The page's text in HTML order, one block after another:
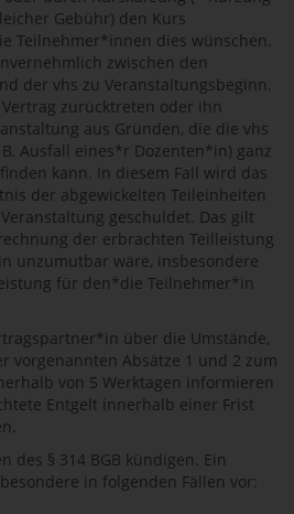
Gebühr) den Kurs
Teilnehmer*innen dies wünschen.
zwischen den
der vhs zu Veranstaltungsbeginn.
zurücktreten oder ihn
aus Gründen, die die vhs
Ausfall eines*r Dozenten*in) ganz
kann. In diesem Fall wird das
der abgewickelten Teileinheiten
geschuldet. Das gilt
der erbrachten Teilleistung
unzumutbar wäre, insbesondere
für den*die Teilnehmer*in
über die Umstände,
vorgenannten Absätze 1 und 2 zum
von 5 Werktagen informieren
Entgelt innerhalb einer Frist
des § 314 BGB kündigen. Ein
in folgenden Fällen vor: